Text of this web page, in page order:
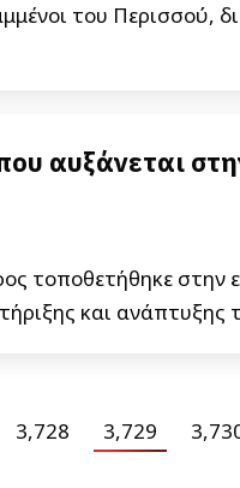
του Περισσού,
αυξάνεται
τοποθετήθηκε στην
και ανάπτυξης
3,728 3,729